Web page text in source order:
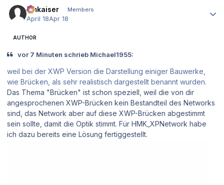
hmkaiser Members
April 18Apr 18
AUTHOR
vor 7 Minuten schrieb Michael1955:
weil bei der XWP Version die Darstellung einiger Bauwerke,
wie Brücken, als sehr realistisch dargestellt benannt wurden.
Das Thema "Brücken" ist schon speziell, weil die von dir
angesprochenen XWP-Brücken kein Bestandteil des Networks
sind, das Network aber auf diese XWP-Brücken abgestimmt
sein sollte, damit die Optik stimmt. Für HMK_XPNetwork habe
ich dazu bereits eine Lösung fertiggestellt.